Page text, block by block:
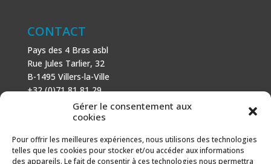
Gérer le consentement aux
cookies
Pour offrir les meilleures expériences, nous utilisons des technologies
telles que les cookies pour stocker et/ou accéder aux informations
des appareils. Le fait de consentir à ces technologies nous permettra
CONTACT
Pays des 4 Bras asbl
Rue Jules Tarlier, 32
B-1495 Villers-la-Ville
+32 (0)71 81 81 29
N° d’entreprise : 666 464 432
Mentions légales
AVEC LE SOUTIEN DE